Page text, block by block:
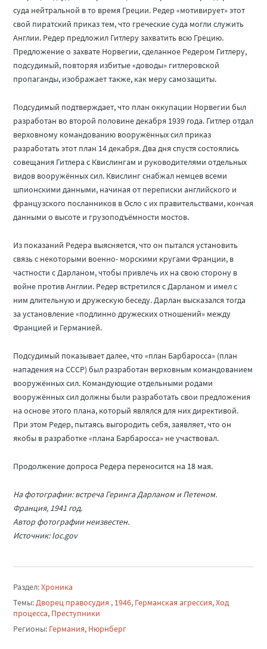
суда нейтральной в то время Греции. Редер «мотивирует» этот
свой пиратский приказ тем, что греческие суда могли служить
Англии. Редер предложил Гитлеру захватить всю Грецию.
Предложение о захвате Норвегии, сделанное Редером Гитлеру,
подсудимый, повторяя избитые «доводы» гитлеровской
пропаганды, изображает также, как меру самозащиты.
Подсудимый подтверждает, что план оккупации Норвегии был
разработан во второй половине декабря 1939 года. Гитлер отдал
верховному командованию вооружённых сил приказ
разработать этот план 14 декабря. Два дня спустя состоялись
совещания Гитлера с Квислингам и руководителями отдельных
видов вооружённых сил. Квислинг снабжал немцев всеми
шпионскими данными, начиная от переписки английского и
французского посланников в Осло с их правительствами, кончая
данными о высоте и грузоподъёмности мостов.
Из показаний Редера выясняется, что он пытался установить
связь с некоторыми военно- морскими кругами Франции, в
частности с Дарланом, чтобы привлечь их на свою сторону в
войне против Англии. Редер встретился с Дарланом и имел с
ним длительную и дружескую беседу. Дарлан высказался тогда
за установление «подлинно дружеских отношений» между
Францией и Германией.
Подсудимый показывает далее, что «план Барбаросса» (план
нападения на СССР) был разработан верховным командованием
вооружённых сил. Командующие отдельными родами
вооружённых сил должны были разработать свои предложения
на основе этого плана, который являлся для них директивой.
При этом Редер, пытаясь выгородить себя, заявляет, что он
якобы в разработке «плана Барбаросса» не участвовал.
Продолжение допроса Редера переносится на 18 мая.
На фотографии: встреча Геринга Дарланом и Петеном.
Франция, 1941 год.
Автор фотографии неизвестен.
Источник: loc.gov
Раздел:Хроника
Темы:Дворец правосудия , 1946, Германская агрессия,Ход
процесса, Преступники
Регионы: Германия, Нюрнберг